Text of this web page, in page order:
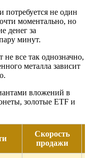
не один
моментально, но
денег за
минут.
все так однозначно,
металла зависит
вложений в
золотые ETF и
Скорость
продажи